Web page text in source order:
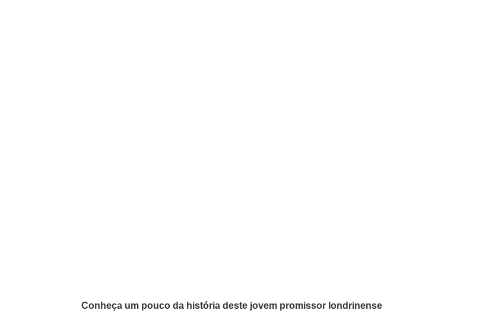
Conheça um pouco da história deste jovem promissor londrinense